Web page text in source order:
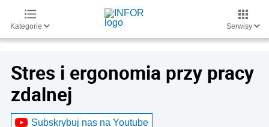
Kategorie Serwisy
Stres i ergonomia przy pracy
zdalnej
Subskrybuj nas na Youtube